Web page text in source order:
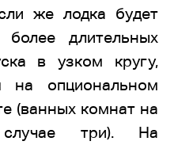
же лодка будет
более длительных
в узком кругу,
на опциональном
(ванных комнат на
три). На